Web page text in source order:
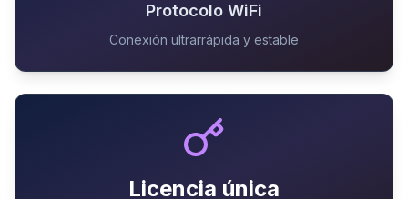
Protocolo WiFi
Conexión ultrarrápida y estable
Licencia única